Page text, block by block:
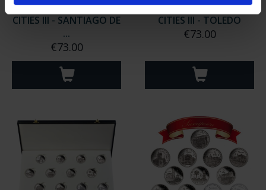
WORLD HERITAGE
CITIES III - SANTIAGO DE
...
€73.00
WORLD HERITAGE
CITIES III - TOLEDO
€73.00